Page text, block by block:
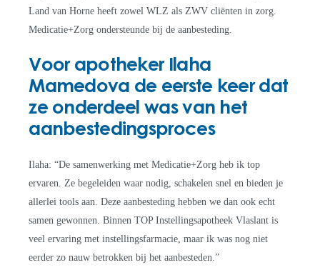
Land van Horne heeft zowel WLZ als ZWV cliënten in zorg.
Medicatie+Zorg ondersteunde bij de aanbesteding.
Voor apotheker Ilaha
Mamedova de eerste keer dat
ze onderdeel was van het
aanbestedingsproces
Ilaha: “De samenwerking met Medicatie+Zorg heb ik top
ervaren. Ze begeleiden waar nodig, schakelen snel en bieden je
allerlei tools aan. Deze aanbesteding hebben we dan ook echt
samen gewonnen. Binnen TOP Instellingsapotheek Vlaslant is
veel ervaring met instellingsfarmacie, maar ik was nog niet
eerder zo nauw betrokken bij het aanbesteden.”